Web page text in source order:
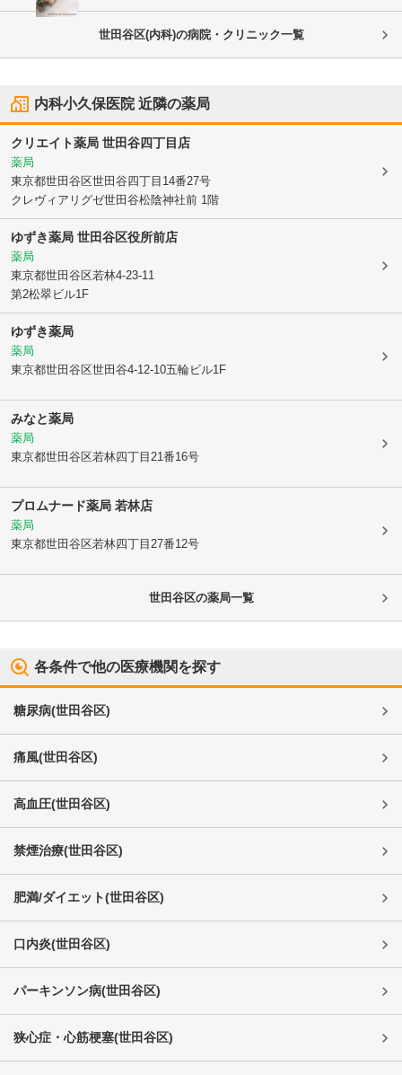
世田谷区(内科)の病院・クリニック一覧
内科小久保医院近隣の薬局
クリエイト薬局 世田谷四丁目店
薬局
東京都世田谷区世田谷四丁目14番27号
クレヴィアリグゼ世田谷松陰神社前 1階
ゆずき薬局 世田谷区役所前店
薬局
東京都世田谷区若林4-23-11
第2松翠ビル1F
ゆずき薬局
薬局
東京都世田谷区世田谷4-12-10五輪ビル1F
みなと薬局
薬局
東京都世田谷区若林四丁目21番16号
プロムナード薬局 若林店
薬局
東京都世田谷区若林四丁目27番12号
世田谷区の薬局一覧
各条件で他の医療機関を探す
糖尿病(世田谷区)
痛風(世田谷区)
高血圧(世田谷区)
禁煙治療(世田谷区)
肥満/ダイエット(世田谷区)
口内炎(世田谷区)
パーキンソン病(世田谷区)
狭心症・心筋梗塞(世田谷区)